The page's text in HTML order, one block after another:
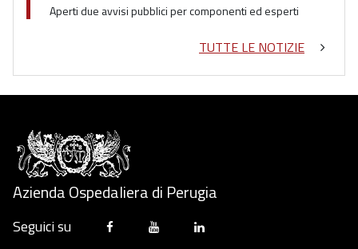
Aperti due avvisi pubblici per componenti ed esperti
TUTTE LE NOTIZIE
Azienda Ospedaliera di Perugia
Seguici su